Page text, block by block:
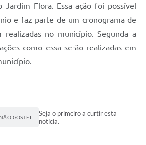
Jardim Flora. Essa ação foi possível
e faz parte de um cronograma de
realizadas no município. Segunda a
como essa serão realizadas em
NÃO GOSTEI
Seja o primeiro a curtir esta
notícia.